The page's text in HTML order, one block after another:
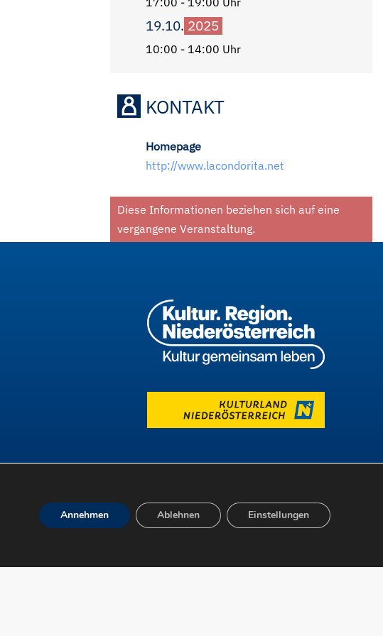
19.10. 2025
10:00 - 14:00 Uhr
KONTAKT
Homepage
http://www.lacondorita.net
Diese Informationen beziehen sich auf eine
vergangene Veranstaltung.
Annehmen Ablehnen Einstellungen